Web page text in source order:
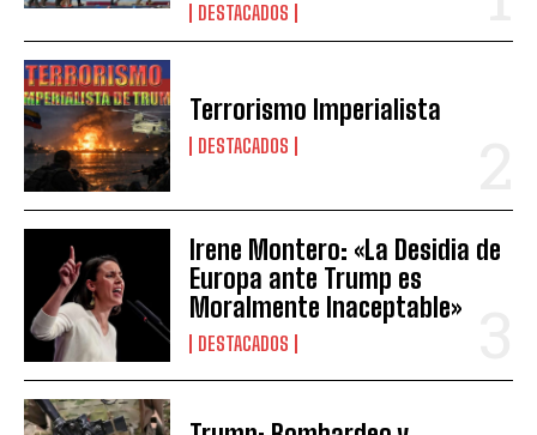
DESTACADOS
Terrorismo Imperialista
DESTACADOS
Irene Montero: «La Desidia de
Europa ante Trump es
Moralmente Inaceptable»
DESTACADOS